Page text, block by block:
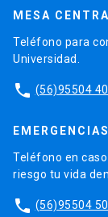
MESA
Teléfono para
Universidad.
phone (56)95504
Teléfono en
riesgo tu vida
phone (56)95504